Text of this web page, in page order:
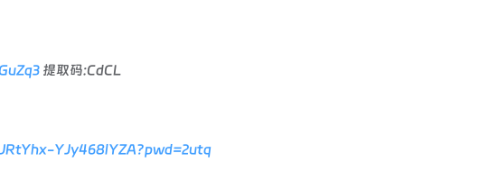
提取码:CdCL
YJy468lYZA?pwd=2utq